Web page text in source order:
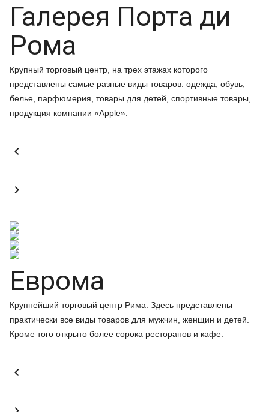
Галерея Порта ди
Рома
Крупный торговый центр, на трех этажах которого
представлены самые разные виды товаров: одежда, обувь,
белье, парфюмерия, товары для детей, спортивные товары,
продукция компании «Apple».


Еврома
Крупнейший торговый центр Рима. Здесь представлены
практически все виды товаров для мужчин, женщин и детей.
Кроме того открыто более сорока ресторанов и кафе.
